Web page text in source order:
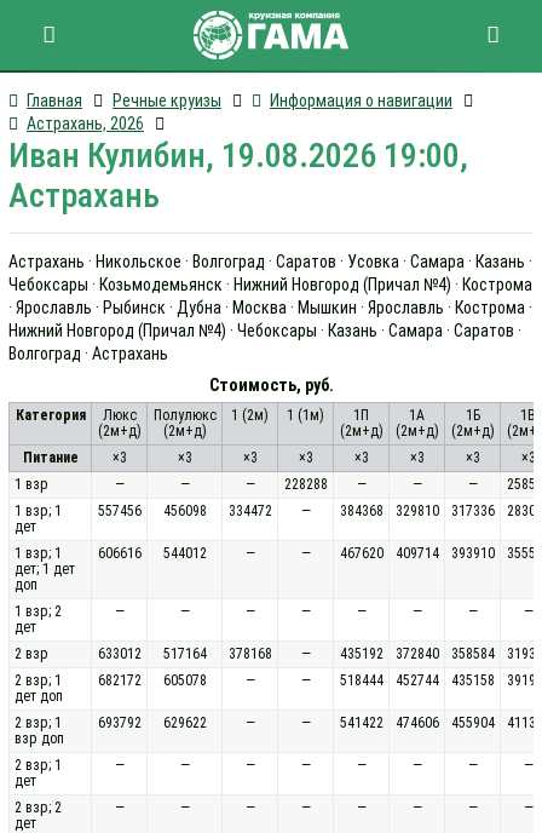
Главная Речные круизы
Информация о навигации
Астрахань, 2026
Иван Кулибин, 19.08.2026 19:00,
Астрахань
Астрахань · Никольское · Волгоград · Саратов · Усовка · Самара · Казань ·
Чебоксары · Козьмодемьянск · Нижний Новгород (Причал №4) · Кострома
· Ярославль · Рыбинск · Дубна · Москва · Мышкин · Ярославль · Кострома ·
Нижний Новгород (Причал №4) · Чебоксары · Казань · Самара · Саратов ·
Волгоград · Астрахань
Стоимость, руб.
Категория
Люкс
(2м+д)
Полулюкс
(2м+д)
1 (2м) 1 (1м)
1П
(2м+д)
1А
(2м+д)
1Б
(2м+д)
1В
Питание
×3 ×3 ×3 ×3 ×3 ×3 ×3
×3
1 взр
— — — 228288 — — —
1 взр; 1
дет
557456 456098 334472 — 384368 329810 317336
1 взр; 1
дет; 1 дет
доп
606616 544012 — — 467620 409714 393910
1 взр; 2
дет
— — — — — — — —
2 взр 633012 517164 378168 — 435192 372840 358584
2 взр; 1
дет доп
682172 605078 — — 518444 452744 435158
2 взр; 1
взр доп
693792 629622 — — 541422 474606 455904
2 взр; 1
дет
— — — — — — — —
2 взр; 2
дет
— — — — — — — —